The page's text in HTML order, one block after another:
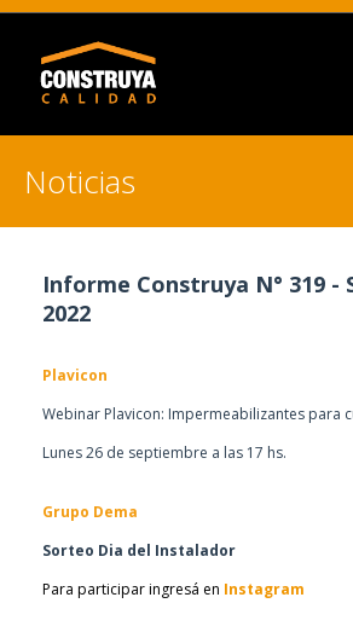
Noticias
Informe Construya N° 319 -
2022
Plavicon
Webinar Plavicon: Impermeabilizantes para
Lunes 26 de septiembre a las 17 hs.
Grupo Dema
Sorteo Dia del Instalador
Para participar ingresá en Instagram